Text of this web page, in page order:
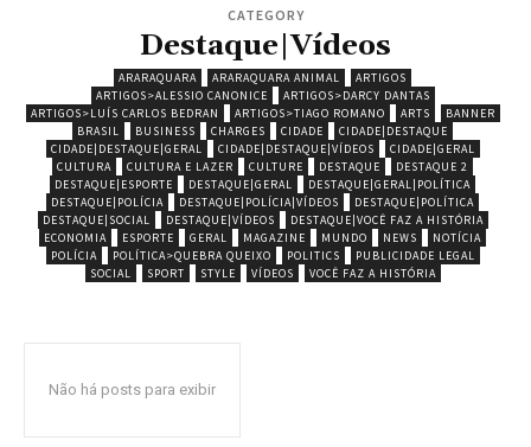
CATEGORY
Destaque|Vídeos
ARARAQUARA ARARAQUARA ANIMAL
ARTIGOS
ARTIGOS>ALESSIO CANONICE
ARTIGOS>DARCY DANTAS
ARTIGOS>LUÍS CARLOS BEDRAN
ARTIGOS>TIAGO ROMANO ARTS
BANNER
BRASIL
BUSINESS CHARGES CIDADE
CIDADE|DESTAQUE
CIDADE|DESTAQUE|GERAL
CIDADE|DESTAQUE|VÍDEOS
CIDADE|GERAL
CULTURA
CULTURA E LAZER CULTURE DESTAQUE
DESTAQUE 2
DESTAQUE|ESPORTE
DESTAQUE|GERAL
DESTAQUE|GERAL|POLÍTICA
DESTAQUE|POLÍCIA
DESTAQUE|POLÍCIA|VÍDEOS
DESTAQUE|POLÍTICA
DESTAQUE|SOCIAL
DESTAQUE|VÍDEOS
DESTAQUE|VOCÊ FAZ A HISTÓRIA
ECONOMIA
ESPORTE GERAL MAGAZINE MUNDO NEWS
NOTÍCIA
POLÍCIA
POLÍTICA>QUEBRA QUEIXO POLITICS
PUBLICIDADE LEGAL
SOCIAL
SPORT STYLE VÍDEOS VOCÊ FAZ A HISTÓRIA
Não há posts para exibir